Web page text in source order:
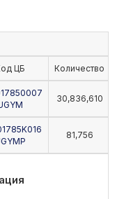
ЦБ Количество
30,836,610
81,756